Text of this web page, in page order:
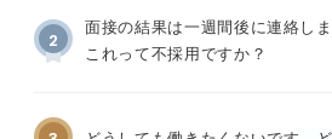
2
面接の結果は一週間後に連絡し
これって不採用ですか？